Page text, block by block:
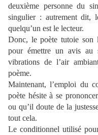
deuxième personne du
singulier : autrement dit,
quelqu’un est le lecteur.
Donc, le poète tutoie son
pour émettre un avis au
vibrations de l’air
poème.
Maintenant, l’emploi du
poète hésite à se
ou qu’il doute de la
tout cela.
Le conditionnel utilisé